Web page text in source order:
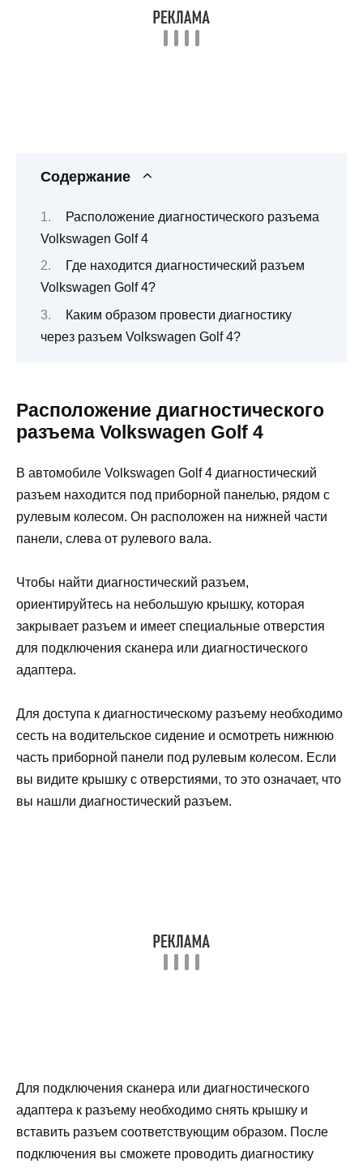
Содержание
Расположение диагностического разъема
Volkswagen Golf 4
Где находится диагностический разъем
Volkswagen Golf 4?
Каким образом провести диагностику
через разъем Volkswagen Golf 4?
Расположение диагностического
разъема Volkswagen Golf 4
В автомобиле Volkswagen Golf 4 диагностический
разъем находится под приборной панелью, рядом с
рулевым колесом. Он расположен на нижней части
панели, слева от рулевого вала.
Чтобы найти диагностический разъем,
ориентируйтесь на небольшую крышку, которая
закрывает разъем и имеет специальные отверстия
для подключения сканера или диагностического
адаптера.
Для доступа к диагностическому разъему необходимо
сесть на водительское сидение и осмотреть нижнюю
часть приборной панели под рулевым колесом. Если
вы видите крышку с отверстиями, то это означает, что
вы нашли диагностический разъем.
Для подключения сканера или диагностического
адаптера к разъему необходимо снять крышку и
вставить разъем соответствующим образом. После
подключения вы сможете проводить диагностику